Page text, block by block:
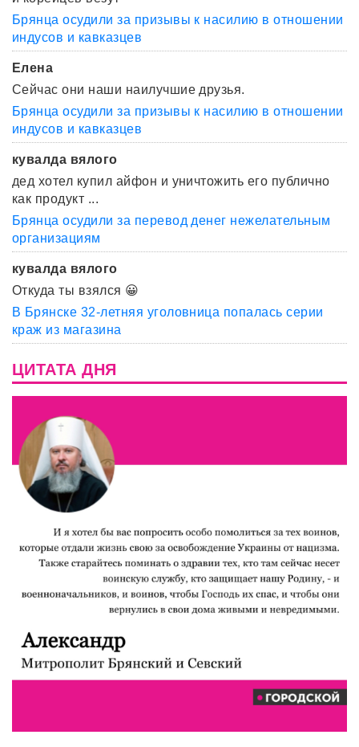
Брянца осудили за призывы к насилию в отношении
индусов и кавказцев
Елена
Сейчас они наши наилучшие друзья.
Брянца осудили за призывы к насилию в отношении
индусов и кавказцев
кувалда вялого
дед хотел купил айфон и уничтожить его публично
как продукт ...
Брянца осудили за перевод денег нежелательным
организациям
кувалда вялого
Откуда ты взялся 😀
В Брянске 32-летняя уголовница попалась серии
краж из магазина
ЦИТАТА ДНЯ